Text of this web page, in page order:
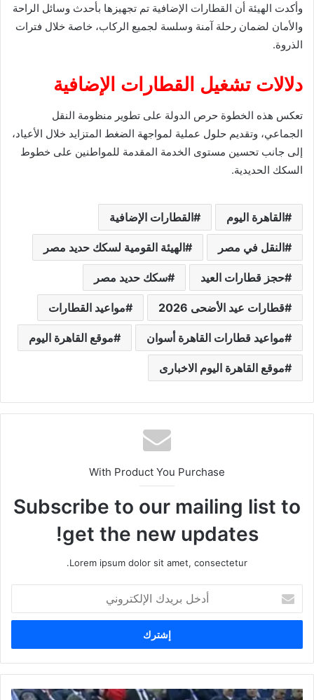
وأكدت الهيئة أن القطارات الإضافية تم تجهيزها بأحدث وسائل الراحة
والأمان لضمان رحلة آمنة وسلسة لجميع الركاب، خاصة خلال فترات
الذروة.
دلالات تشغيل القطارات الإضافية
تعكس هذه الخطوة حرص الدولة على تطوير منظومة النقل
الجماعي، وتقديم حلول عملية لمواجهة الضغط المتزايد خلال الأعياد،
إلى جانب تحسين مستوى الخدمة المقدمة للمواطنين على خطوط
السكك الحديدية.
القاهرة اليوم القطارات الإضافية
النقل في مصر الهيئة القومية لسكك حديد مصر
حجز قطارات العيد سكك حديد مصر
قطارات عيد الأضحى 2026 مواعيد القطارات
مواعيد قطارات القاهرة أسوان موقع القاهرة اليوم
موقع القاهرة اليوم الاخبارى
With Product You Purchase
Subscribe to our mailing list to
get the new updates!
Lorem ipsum dolor sit amet, consectetur.
خ
ب
ر
د